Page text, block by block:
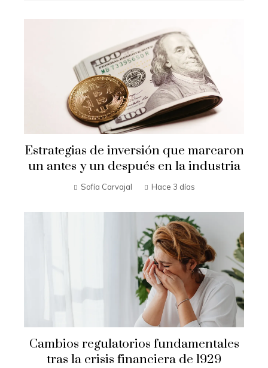
Estrategias de inversión que marcaron
un antes y un después en la industria
Sofía Carvajal Hace 3 días
Cambios regulatorios fundamentales
tras la crisis financiera de 1929